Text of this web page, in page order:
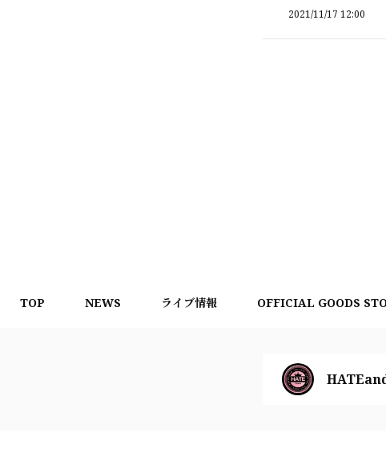
2021/11/17 12:00
TOP NEWS ライブ情報 OFFICIAL GOODS